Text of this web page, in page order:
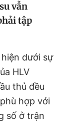
cáo
vẫn
tập
dưới sự
HLV
thủ đều
hợp với
số ở trận